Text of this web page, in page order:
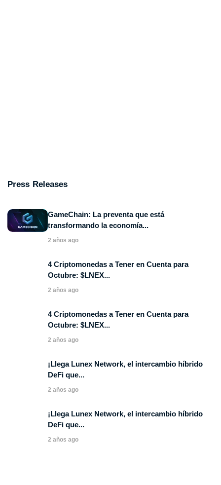
Press Releases
GameChain: La preventa que está
transformando la economía...
2 años ago
4 Criptomonedas a Tener en Cuenta para
Octubre: $LNEX...
2 años ago
4 Criptomonedas a Tener en Cuenta para
Octubre: $LNEX...
2 años ago
¡Llega Lunex Network, el intercambio híbrido
DeFi que...
2 años ago
¡Llega Lunex Network, el intercambio híbrido
DeFi que...
2 años ago